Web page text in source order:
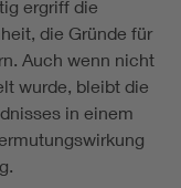
ergriff die
die Gründe für
Auch wenn nicht
wurde, bleibt die
in einem